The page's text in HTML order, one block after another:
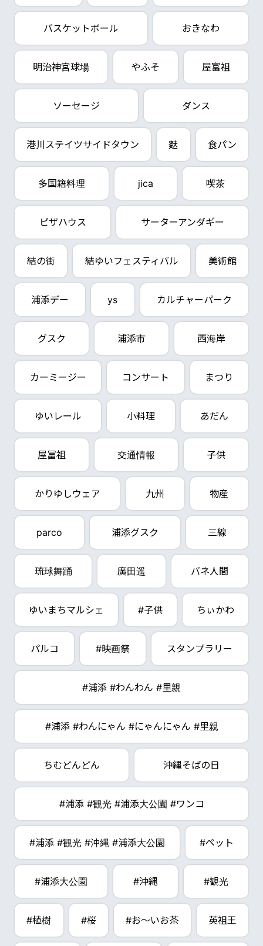
バスケットボール おきなわ
明治神宮球場 やふそ 屋富祖
ソーセージ ダンス
港川ステイツサイドタウン 麩 食パン
多国籍料理 jica 喫茶
ピザハウス サーターアンダギー
結の街 結ゆいフェスティバル 美術館
浦添デー ys カルチャーパーク
グスク 浦添市 西海岸
カーミージー コンサート まつり
ゆいレール 小料理 あだん
屋冨祖 交通情報 子供
かりゆしウェア 九州 物産
parco 浦添グスク 三線
琉球舞踊 廣田遥 バネ人間
ゆいまちマルシェ #子供 ちぃかわ
パルコ #映画祭 スタンプラリー
#浦添 #わんわん #里親
#浦添 #わんにゃん #にゃんにゃん #里親
ちむどんどん 沖縄そばの日
#浦添 #観光 #浦添大公園 #ワンコ
#浦添 #観光 #沖縄 #浦添大公園 #ペット
#浦添大公園 #沖縄 #観光
#植樹 #桜 #お～いお茶 英祖王